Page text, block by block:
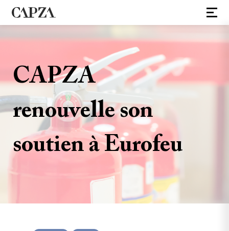
CAPZA
renouvelle son
soutien à Eurofeu